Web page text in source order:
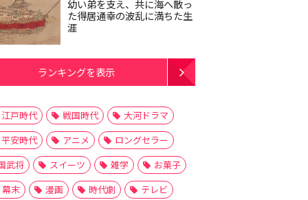
幼い弟を支え、共に海へ散っ
た得居通幸の波乱に満ちた生
涯
ランキングを表示
江戸時代 戦国時代
大河ドラマ
平安時代
アニメ
ロングセラー
武将
スイーツ 雑学
お菓子
幕末
漫画 時代劇
テレビ